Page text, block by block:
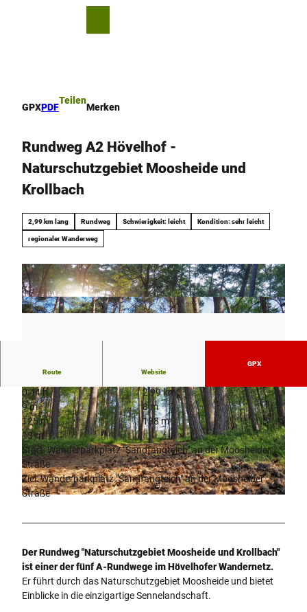
GPXPDF
Teilen
Merken
Rundweg A2 Hövelhof -
Naturschutzgebiet Moosheide und
Krollbach
2,99 km lang Rundweg Schwierigkeit: leicht Kondition: sehr leicht
regionaler Wanderweg
© Tourist-Information Hövelhof |CC-BY-SA
Route Website
GPX
0:44 h
2,99 km
9 m
8 m
125 m
138 m
13 m
Start: Wanderparkplatz "Sandfangteich" an der Moosheider
Straße
Ziel: Wanderparkplatz "Sandfangteich" an der Moosheider
Straße
Der Rundweg "Naturschutzgebiet Moosheide und Krollbach"
ist einer der fünf A-Rundwege im Hövelhofer Wandernetz.
Er führt durch das Naturschutzgebiet Moosheide und bietet
Einblicke in die einzigartige Sennelandschaft.